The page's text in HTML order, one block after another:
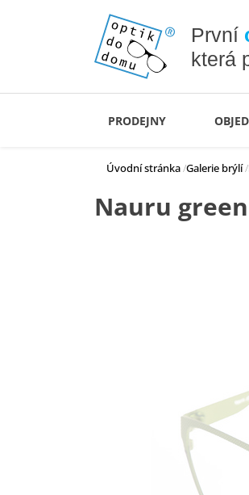
První
která
PRODEJNY
Úvodní stránka Galerie brýlí
Nauru